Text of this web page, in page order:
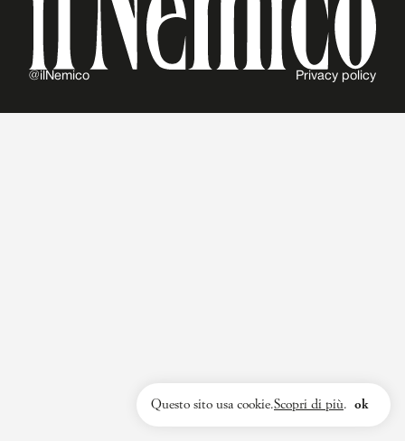
@ilNemico Privacy policy
Questo sito usa cookie.Scopri di più. ok